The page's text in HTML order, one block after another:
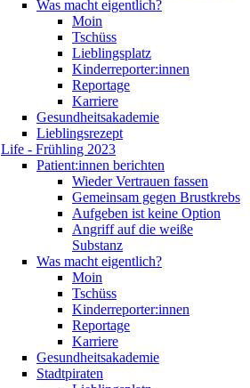
Was macht eigentlich?
Moin
Tschüss
Lieblingsplatz
Kinderreporter:innen
Reportage
Karriere
Gesundheitsakademie
Lieblingsrezept
Life - Frühling 2023
Patient:innen berichten
Wieder Vertrauen fassen
Gemeinsam gegen Brustkrebs
Aufgeben ist keine Option
Angriff auf die weiße
Substanz
Was macht eigentlich?
Moin
Tschüss
Kinderreporter:innen
Reportage
Karriere
Gesundheitsakademie
Stadtpiraten